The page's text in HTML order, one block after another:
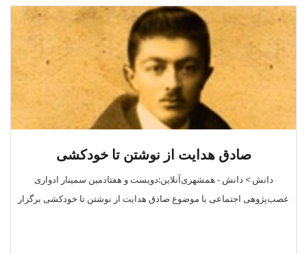
صادق هدایت از نوشتن تا خودکشی
دانش > دانش - همشهری‌آنلاین:دویست و هفتادمین سمینار ادواری
عصب‌پژوهی اجتماعی با موضوع صادق هدایت از نوشتن تا خودکشی برگزار